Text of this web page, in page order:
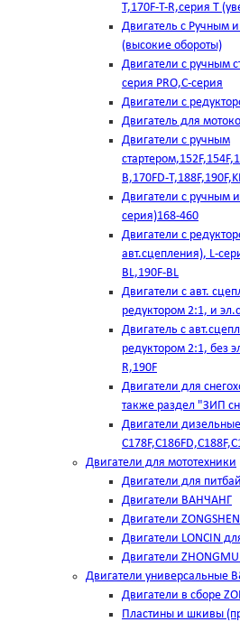
T,170F-T-R,серия Т
Двигатель с Ручным
(высокие обороты)
Двигатели с ручным
серия PRO,C-серия
Двигатели с
Двигатель для
Двигатели с ручным
B,170FD-
Двигатели с ручным
серия)168-460
Двигатели с
авт.сцепления), L-
BL,190F-BL
Двигатели с авт.
редуктором 2:1, и
Двигатель с
редуктором 2:1, без
R,190F
Двигатели для
также раздел "ЗИП
Двигатели дизельные
Двигатели для мототехники
Двигатели для
Двигатели ВАНЧАНГ
Двигатели ZONGSHEN
Двигатели LONCIN
Двигатели
Двигатели универсальные
Двигатели в сборе
Пластины и шкивы